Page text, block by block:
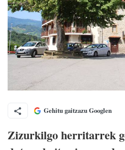
Gehitu gaitzazu Googlen
Zizurkilgo herritarrek